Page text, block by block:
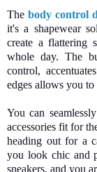
The body control
it's a shapewear
create a flattering
whole day. The
control,
edges allows you
You can
accessories fit for
heading out for a
you look chic and
sneakers, and you